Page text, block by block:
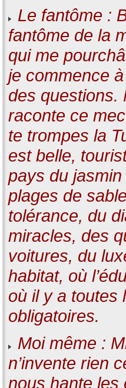
Le fantôme :
fantôme de la
qui me
je commence
des questions.
raconte ce
te trompes la
est belle,
pays du
plages de
tolérance, du
miracles, des
voitures, du
habitat, où
où il y a toutes
obligatoires.
Moi même :
n’invente rien
nous hante les